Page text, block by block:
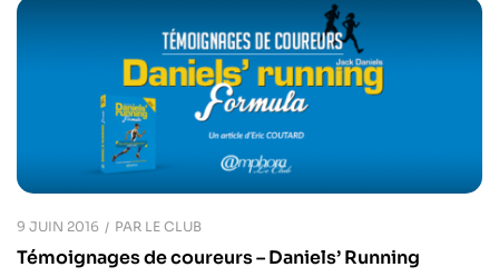
9 JUIN 2016 PAR LE CLUB
Témoignages de coureurs – Daniels’ Running